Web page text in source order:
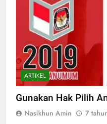
ARTIKEL
Gunakan Hak Pilih
Nasikhun Amin 7